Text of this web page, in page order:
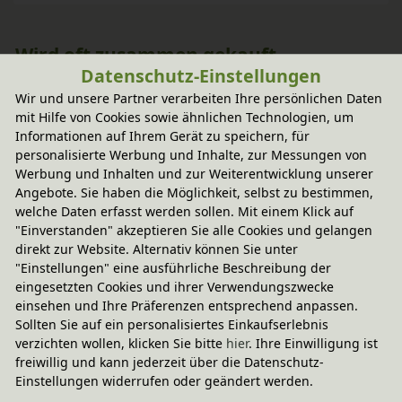
Wird oft zusammen gekauft
-20% Code
Dario Rückenlehne für 140 cm Kiefer
weiß lasiert
179,95 €
Datenschutz-Einstellungen
Wir und unsere Partner verarbeiten Ihre persönlichen Daten
mit Hilfe von Cookies sowie ähnlichen Technologien, um
Informationen auf Ihrem Gerät zu speichern, für
personalisierte Werbung und Inhalte, zur Messungen von
Werbung und Inhalten und zur Weiterentwicklung unserer
Angebote. Sie haben die Möglichkeit, selbst zu bestimmen,
welche Daten erfasst werden sollen. Mit einem Klick auf
"Einverstanden" akzeptieren Sie alle Cookies und gelangen
direkt zur Website. Alternativ können Sie unter
"Einstellungen" eine ausführliche Beschreibung der
eingesetzten Cookies und ihrer Verwendungszwecke
einsehen und Ihre Präferenzen entsprechend anpassen.
Sollten Sie auf ein personalisiertes Einkaufserlebnis
verzichten wollen, klicken Sie bitte hier. Ihre Einwilligung ist
freiwillig und kann jederzeit über die Datenschutz-
Einstellungen widerrufen oder geändert werden.